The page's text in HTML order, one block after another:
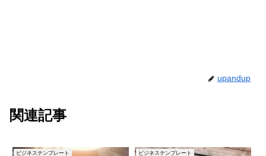
upandup
関連記事
ビジネステンプレート ビジネステンプレート